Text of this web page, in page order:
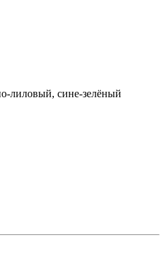
лиловый, сине-зелёный